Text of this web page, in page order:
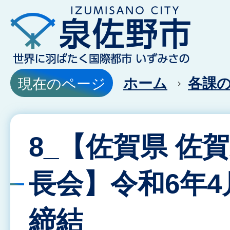
現在のページ ホーム 各課
8_【佐賀県 佐
長会】令和6年4
締結